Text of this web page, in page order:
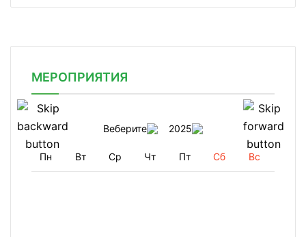
МЕРОПРИЯТИЯ
Веберите 2025
Пн Вт Ср Чт Пт Сб Вс